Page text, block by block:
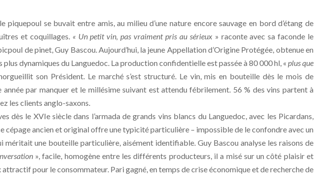
piquepoul se buvait entre amis, au milieu d’une nature encore sauvage en bord d’étang de
et coquillages. « Un petit vin, pas vraiment pris au sérieux » raconte avec sa faconde le
de pinet, Guy Bascou. Aujourd’hui, la jeune Appellation d’Origine Protégée, obtenue en
dynamiques du Languedoc. La production confidentielle est passée à 80 000 hl, « plus que
son Président. Le marché s’est structuré. Le vin, mis en bouteille dès le mois de
par manquer et le millésime suivant est attendu fébrilement. 56 % des vins partent à
les clients anglo-saxons.
dès le XVIe siècle dans l’armada de grands vins blancs du Languedoc, avec les Picardans,
cépage ancien et original offre une typicité particulière – impossible de le confondre avec un
méritait une bouteille particulière, aisément identifiable. Guy Bascou analyse les raisons de
», facile, homogène entre les différents producteurs, il a misé sur un côté plaisir et
pour le consommateur. Pari gagné, en temps de crise économique et de recherche de